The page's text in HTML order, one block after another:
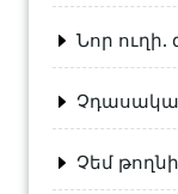
Նոր
Չեմ